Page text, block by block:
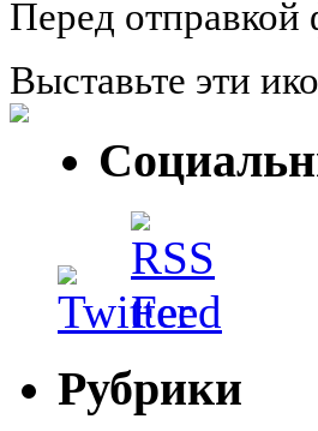
Перед
Выставьте эти
Рубрики